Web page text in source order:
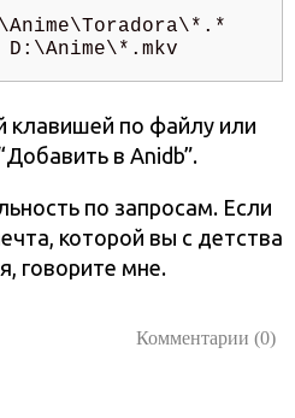
клавишей по файлу или
в Anidb”.
по запросам. Если
которой вы с детства
говорите мне.
Комментарии (0)